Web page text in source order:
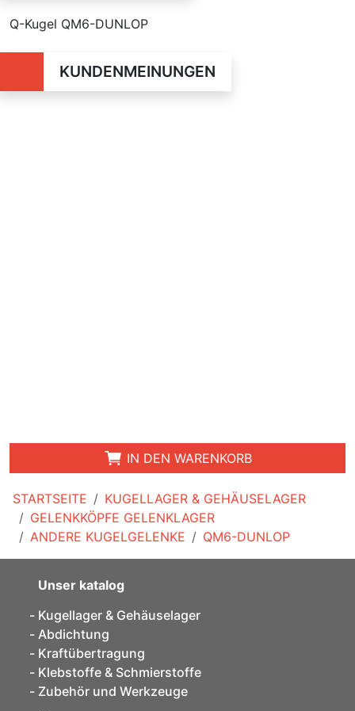
STARTSEITE
KUGELLAGER & GEHÄUSELAGER
GELENKKÖPFE GELENKLAGER
ANDERE KUGELGELENKE
QM6-DUNLOP
Q-Kugel QM6-DUNLOP
KUNDENMEINUNGEN
IN DEN WARENKORB
Unser katalog
Kugellager & Gehäuselager
Abdichtung
Kraftübertragung
Klebstoffe & Schmierstoffe
Zubehör und Werkzeuge